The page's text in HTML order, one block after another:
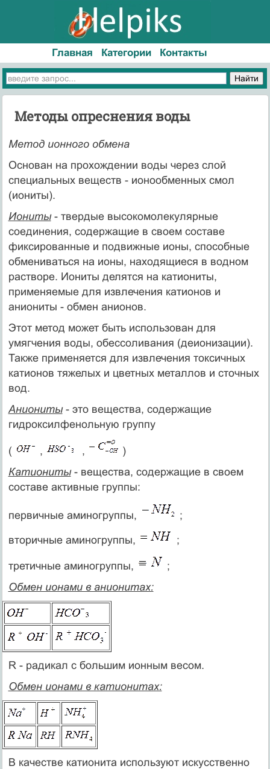
Главная Категории Контакты
Методы опреснения воды
Метод ионного обмена
Основан на прохождении воды через слой
специальных веществ - ионообменных смол
(иониты).
Иониты- твердые высокомолекулярные
соединения, содержащие в своем составе
фиксированные и подвижные ионы, способные
обмениваться на ионы, находящиеся в водном
растворе. Иониты делятся на катиониты,
применяемые для извлечения катионов и
аниониты - обмен анионов.
Этот метод может быть использован для
умягчения воды, обессоливания (деионизации).
Также применяется для извлечения токсичных
катионов тяжелых и цветных металлов и сточных
вод.
Аниониты- это вещества, содержащие
гидроксилфенольную группу
( , ,
)
Катиониты- вещества, содержащие в своем
составе активные группы:
первичные аминогруппы, ;
вторичные аминогруппы, ;
третичные аминогруппы,
;
Обмен ионами в анионитах:
R - радикал с большим ионным весом.
Обмен ионами в катионитах:
В качестве катионита используют искусственно